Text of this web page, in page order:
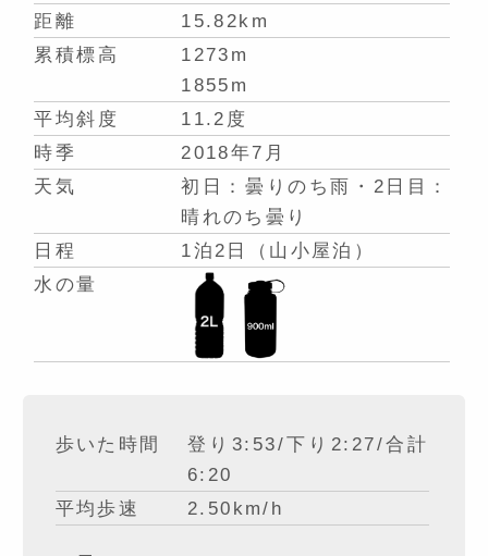
距離
15.82km
累積標高
1273m
1855m
平均斜度
11.2度
時季
2018年7月
天気
初日：曇りのち雨・2日目：
晴れのち曇り
日程
1泊2日（山小屋泊）
水の量
歩いた時間
登り3:53/下り2:27/合計
6:20
平均歩速
2.50km/h